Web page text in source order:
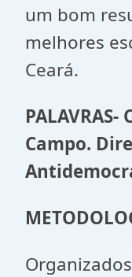
um bom
melhores
Ceará.
PALAVRAS-
Campo.